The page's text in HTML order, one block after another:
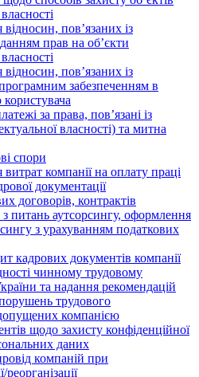
пов’язаних із
прав на об’єкти
пов’язаних із
забезпеченням в
користувача
за права, пов’язані із
власності) та митна
спори
компанії на оплату праці
документації
договорів, контрактів
питань аутсорсингу, оформлення
з урахуванням податкових
кадрових документів компанії
чинному трудовому
та надання рекомендацій
трудового
компанією
щодо захисту конфіденційної
даних
компаній при
реорганізації